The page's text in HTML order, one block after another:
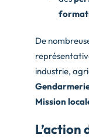
De
industrie,
Mission
L’action